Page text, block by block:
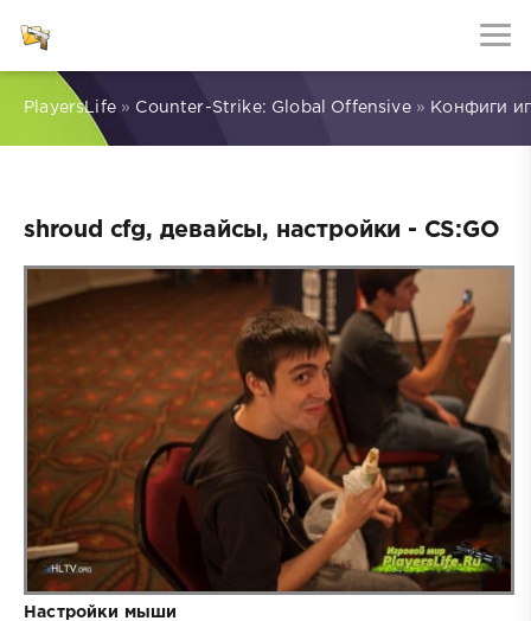
PlayersLife» Counter-Strike: Global Offensive» Конфиги
shroud cfg, девайсы, настройки - CS:GO
Настройки мыши